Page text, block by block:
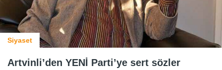
Siyaset
Artvinli’den YENİ Parti’ye sert sözler